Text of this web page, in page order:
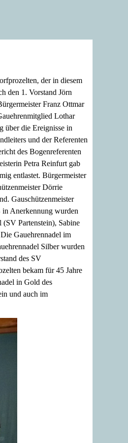
der in diesem
den 1. Vorstand Jörn
Franz Ottmar
Lothar
über die Ereignisse in
und der Referenten
des Bogenreferenten
Petra Reinfurt gab
entlastet. Bürgermeister
Dörrie
Gauschützenmeister
in Anerkennung wurden
Partenstein), Sabine
Gauehrennadel im
Silber wurden
des SV
bekam für 45 Jahre
in Gold des
und auch im